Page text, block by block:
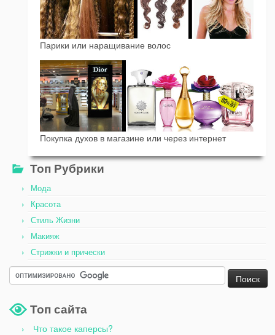
Парики или наращивание волос
Покупка духов в магазине или через интернет
Топ Рубрики
Мода
Красота
Стиль Жизни
Макияж
Стрижки и прически
Топ сайта
Что такое каперсы?